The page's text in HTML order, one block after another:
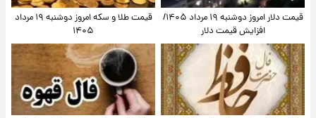
قیمت دلار امروز دوشنبه ۱۹ مرداد ۱۴۰۵/
افزایش قیمت دلار
قیمت طلا و سکه امروز دوشنبه ۱۹ مرداد
۱۴۰۵